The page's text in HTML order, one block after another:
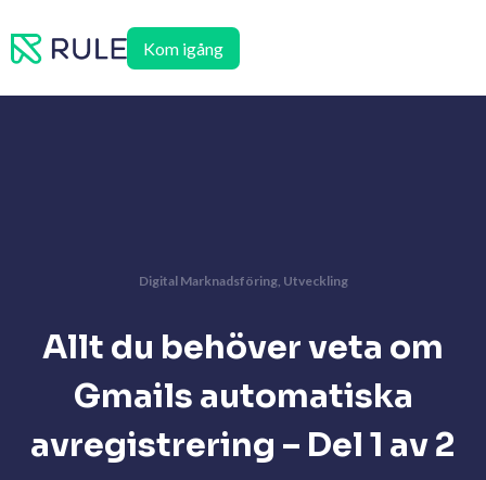
till
Kom igång
Digital Marknadsföring, Utveckling
Allt du behöver veta om
Gmails automatiska
avregistrering – Del 1 av 2